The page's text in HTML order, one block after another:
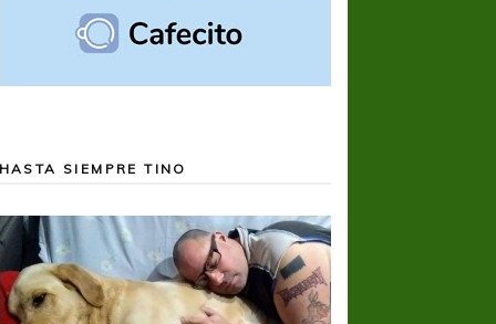
HASTA SIEMPRE TINO